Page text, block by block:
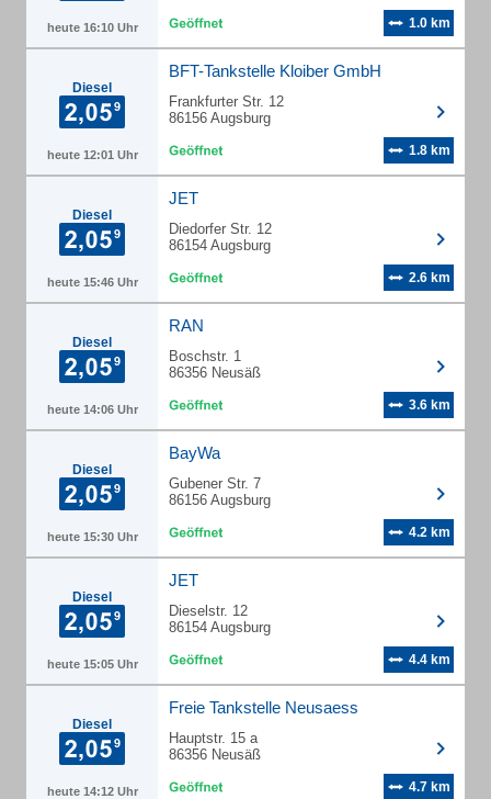
heute 16:10 Uhr 1.0 km
Diesel
heute 12:01 Uhr
BFT-Tankstelle Kloiber GmbH
Frankfurter Str. 12
86156 Augsburg
1.8 km
Diesel
heute 15:46 Uhr
JET
Diedorfer Str. 12
86154 Augsburg
2.6 km
Diesel
heute 14:06 Uhr
RAN
Boschstr. 1
86356 Neusäß
3.6 km
Diesel
heute 15:30 Uhr
BayWa
Gubener Str. 7
86156 Augsburg
4.2 km
Diesel
heute 15:05 Uhr
JET
Dieselstr. 12
86154 Augsburg
4.4 km
Diesel
heute 14:12 Uhr
Freie Tankstelle Neusaess
Hauptstr. 15 a
86356 Neusäß
4.7 km